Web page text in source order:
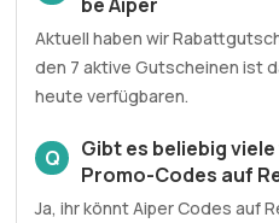
Aktuell haben wir
den 7 aktive Gutscheinen ist
heute verfügbaren.
Q
Gibt es beliebig
Promo-Codes auf
Ja, ihr könnt Aiper Codes auf